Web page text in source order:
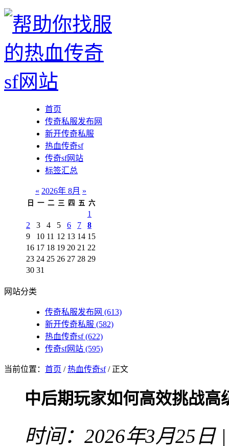
首页
传奇私服发布网
新开传奇私服
热血传奇sf
传奇sf网站
标签汇总
« 2026年 8月 »
日 一 二 三 四 五 六
1
2
3 4 5 6 7
8
9
10 11 12 13 14 15
16 17 18 19 20 21 22
23 24 25 26 27 28 29
30 31
网站分类
传奇私服发布网 (613)
新开传奇私服 (582)
热血传奇sf(622)
传奇sf网站 (595)
当前位置： 首页 /热血传奇sf/ 正文
中后期玩家如何高效挑战高
时间：2026年3月25日